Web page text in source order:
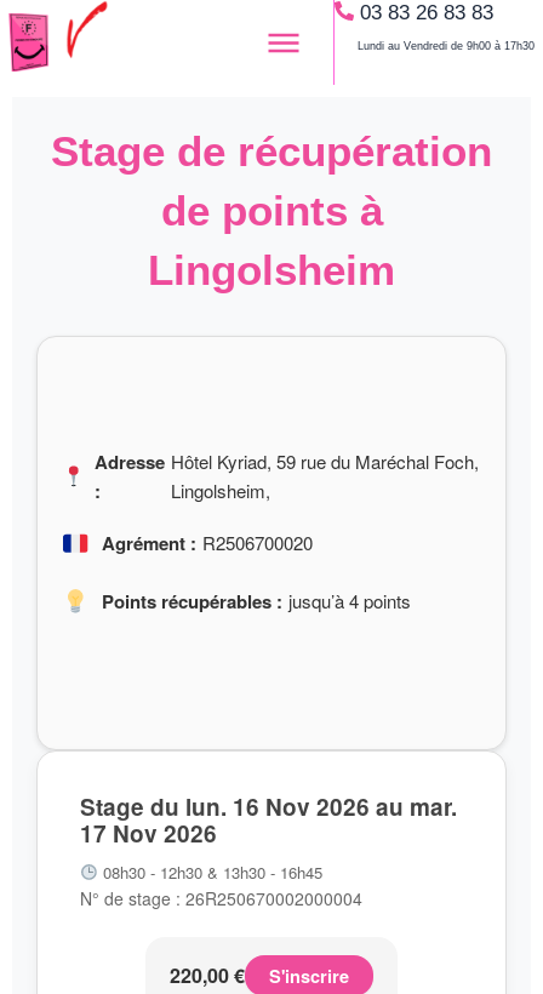
Aller
au
contenu
03 83 26 83 83
Lundi au Vendredi de 9h00 à 17h30
Stage de récupération
de points à
Lingolsheim
Adresse
:
Hôtel Kyriad, 59 rue du Maréchal Foch,
Lingolsheim,
Agrément : R2506700020
Points récupérables : jusqu’à 4 points
Stage du lun. 16 Nov 2026 au mar.
17 Nov 2026
08h30 - 12h30 & 13h30 - 16h45
N° de stage : 26R250670002000004
220,00€ S'inscrire